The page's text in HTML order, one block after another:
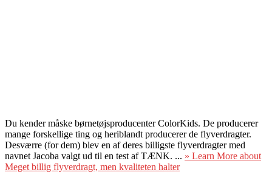
Du kender måske børnetøjsproducenter ColorKids. De producerer
mange forskellige ting og heriblandt producerer de flyverdragter.
Desværre (for dem) blev en af deres billigste flyverdragter med
navnet Jacoba valgt ud til en test af TÆNK. ... » Learn More about
Meget billig flyverdragt, men kvaliteten halter